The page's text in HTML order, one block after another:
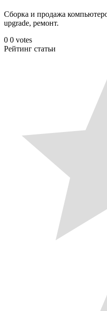
Сборка и продажа
upgrade, ремонт.
0 0 votes
Рейтинг статьи